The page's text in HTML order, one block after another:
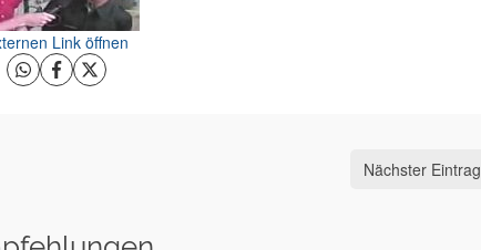
Link öffnen
Nächster Eintrag